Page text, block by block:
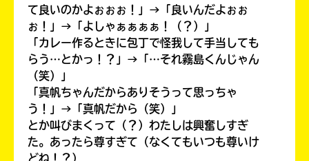
見られる
て良いのかよぉぉぉ！」→「良いんだよぉぉ
ぉ！」→「よしゃぁぁぁぁ！（？）」
「カレー作るときに包丁で怪我して手当しても
らう…とかっ！？」→「…それ霧島くんじゃん
（笑）」
「真帆ちゃんだからありそうって思っちゃ
う！」→「真帆だから（笑）」
とか叫びまくって（？）わたしは興奮しすぎ
た。あったら尊すぎて（なくてもいつも尊いけ
どね！？）